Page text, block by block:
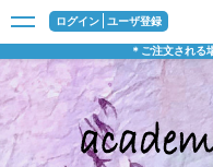
ログイン ユーザ登録
＊ご注文される